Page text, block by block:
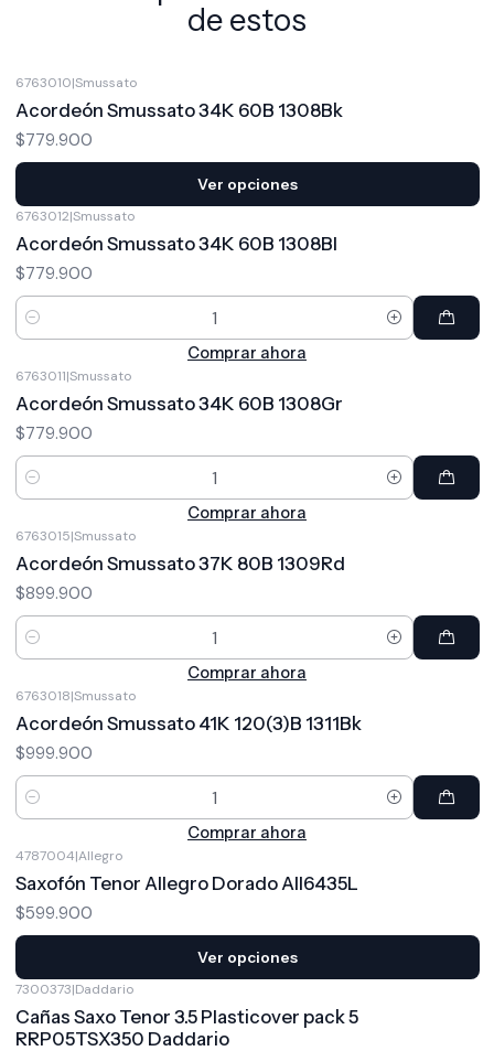
de estos
6763010|Smussato
Acordeón Smussato 34K 60B 1308Bk
$779.900
Ver opciones
6763012|Smussato
Acordeón Smussato 34K 60B 1308Bl
$779.900
Cantidad
Comprar ahora
6763011|Smussato
Acordeón Smussato 34K 60B 1308Gr
$779.900
Cantidad
Comprar ahora
6763015|Smussato
Acordeón Smussato 37K 80B 1309Rd
$899.900
Cantidad
Comprar ahora
6763018|Smussato
Acordeón Smussato 41K 120(3)B 1311Bk
$999.900
Cantidad
Comprar ahora
4787004|Allegro
Saxofón Tenor Allegro Dorado All6435L
$599.900
Ver opciones
7300373|Daddario
Cañas Saxo Tenor 3.5 Plasticover pack 5
RRP05TSX350 Daddario